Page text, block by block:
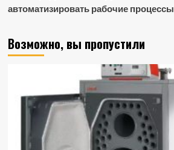
автоматизировать рабочие процессы
Возможно, вы пропустили